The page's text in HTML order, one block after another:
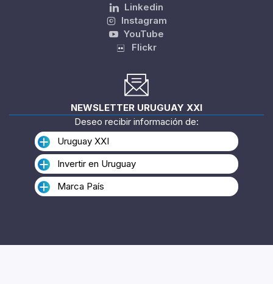
Linkedin
Instagram
YouTube
Flickr
NEWSLETTER URUGUAY XXI
Deseo recibir información de:
Uruguay XXI
Invertir en Uruguay
Marca País